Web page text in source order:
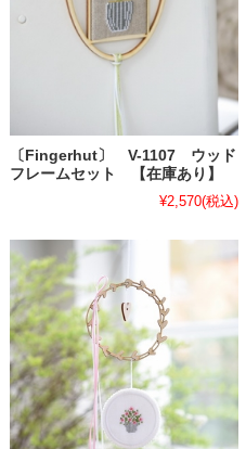
〔Fingerhut〕 V-1107 ウッド
フレームセット 【在庫あり】
¥2,570(税込)